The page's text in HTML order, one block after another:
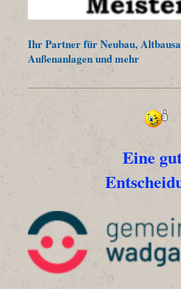
Ihr Partner für Neubau,
Außenanlagen und mehr
Eine